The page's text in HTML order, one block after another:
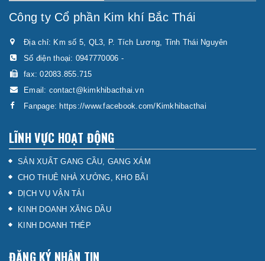
Công ty Cổ phần Kim khí Bắc Thái
Địa chỉ: Km số 5, QL3, P. Tích Lương, Tỉnh Thái Nguyên
Số điện thoại: 0947770006 -
fax: 02083.855.715
Email: contact@kimkhibacthai.vn
Fanpage: https://www.facebook.com/Kimkhibacthai
LĨNH VỰC HOẠT ĐỘNG
SẢN XUẤT GANG CẦU, GANG XÁM
CHO THUÊ NHÀ XƯỞNG, KHO BÃI
DỊCH VỤ VẬN TẢI
KINH DOANH XĂNG DẦU
KINH DOANH THÉP
ĐĂNG KÝ NHẬN TIN